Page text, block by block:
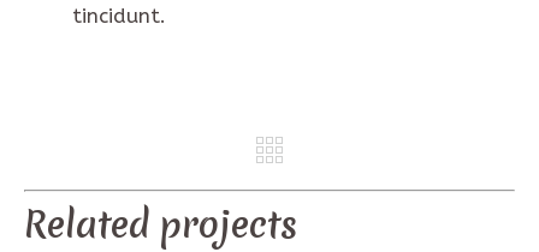
tincidunt.
Related projects